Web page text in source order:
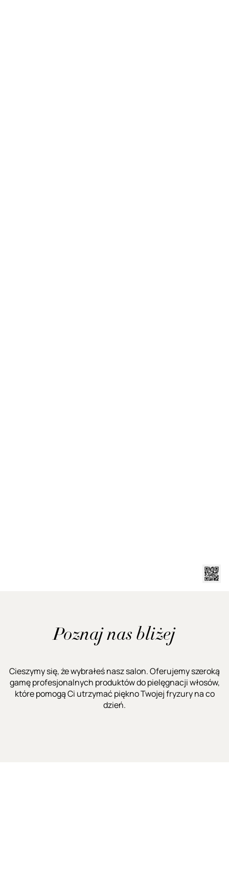
Poznaj nas bliżej
Cieszymy się, że wybrałeś nasz salon. Oferujemy szeroką
gamę profesjonalnych produktów do pielęgnacji włosów,
które pomogą Ci utrzymać piękno Twojej fryzury na co
dzień.